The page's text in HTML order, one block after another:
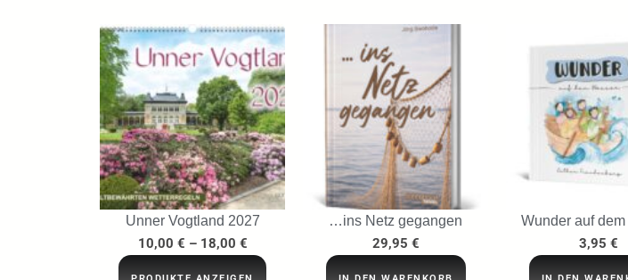
Unner Vogtland 2027
10,00 € – 18,00 €
…ins Netz gegangen
29,95 €
Wunder auf
3,95 €